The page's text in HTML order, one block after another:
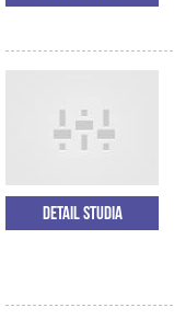
Detail studia